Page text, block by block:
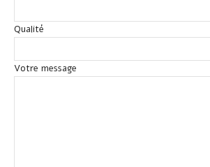
Qualité
Votre message